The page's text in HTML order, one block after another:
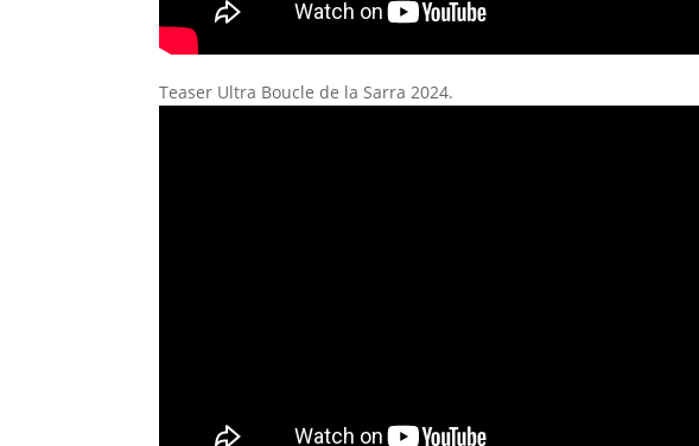
Teaser Ultra Boucle de la Sarra 2024.